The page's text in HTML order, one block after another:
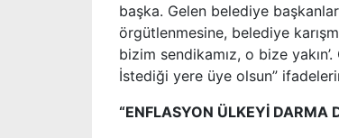
başka. Gelen belediye
örgütlenmesine, belediye
bizim sendikamız, o bize
İstediği yere üye olsun”
“ENFLASYON ÜLKEYİ DARMA